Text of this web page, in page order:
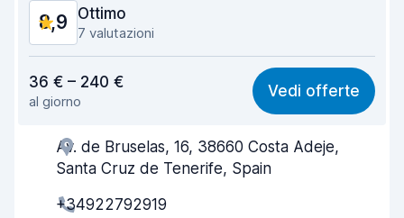
8,9 Ottimo
7 valutazioni
8,6
Facile da trovare 8,9
Gentilezza degli agenti
36 € – 240 €
al giorno
Vedi offerte
Av. de Bruselas, 16, 38660 Costa Adeje,
Santa Cruz de Tenerife, Spain
+34922792919